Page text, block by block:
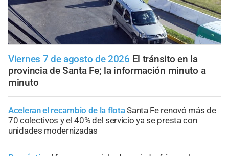
Viernes 7 de agosto de 2026 El tránsito en la
provincia de Santa Fe; la información minuto a
minuto
Aceleran el recambio de la flotaSanta Fe renovó más de
70 colectivos y el 40% del servicio ya se presta con
unidades modernizadas